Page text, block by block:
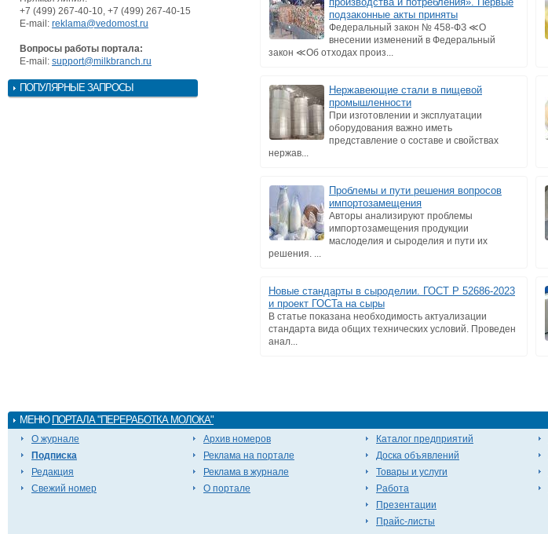
+7 (499) 267-40-10, +7 (499) 267-40-15
E-mail: reklama@vedomost.ru
Вопросы работы портала:
E-mail: support@milkbranch.ru
ПОПУЛЯРНЫЕ ЗАПРОСЫ
подзаконные акты приняты
Федеральный закон № 458-ФЗ ≪О
внесении изменений в Федеральный
закон ≪Об отходах произ...
Нержавеющие стали в пищевой
промышленности
При изготовлении и эксплуатации
оборудования важно иметь
представление о составе и свойствах
нержав...
Проблемы и пути решения вопросов
импортозамещения
Авторы анализируют проблемы
импортозамещения продукции
маслоделия и сыроделия и пути их
решения. ...
Новые стандарты в сыроделии. ГОСТ Р 52686-2023
и проект ГОСТа на сыры
В статье показана необходимость актуализации
стандарта вида общих технических условий. Проведен
анал...
МЕНЮ ПОРТАЛА "ПЕРЕРАБОТКА МОЛОКА"
О журнале
Подписка
Редакция
Свежий номер
Архив номеров
Реклама на портале
Реклама в журнале
О портале
Каталог предприятий
Доска объявлений
Товары и услуги
Работа
Презентации
Прайс-листы